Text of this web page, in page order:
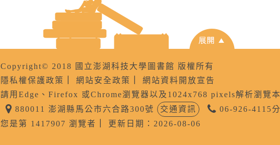
Copyright© 2018 國立澎湖科技大學圖書館 版權所有
隱私權保護政策
網站安全政策
網站資料開放宣告
請用Edge、Firefox 或Chrome瀏覽器以及1024x768 pixels解析瀏覽
880011 澎湖縣馬公市六合路300號
交通資訊
06-926-4115
您是第 1417907 瀏覽者
更新日期：2026-08-06